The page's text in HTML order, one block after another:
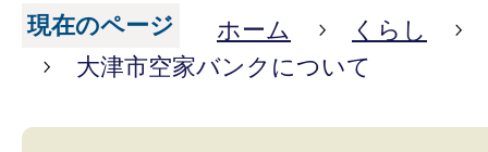
現在のページ ホーム
くらし
大津市空家バンクについて